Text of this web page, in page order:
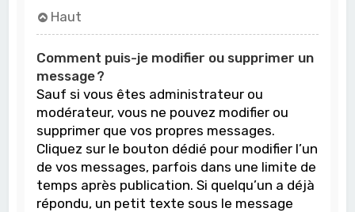
Haut
Comment puis-je modifier ou supprimer un
message ?
Sauf si vous êtes administrateur ou
modérateur, vous ne pouvez modifier ou
supprimer que vos propres messages.
Cliquez sur le bouton dédié pour modifier l’un
de vos messages, parfois dans une limite de
temps après publication. Si quelqu’un a déjà
répondu, un petit texte sous le message